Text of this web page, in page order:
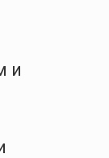
и